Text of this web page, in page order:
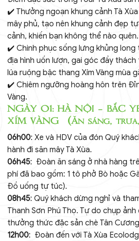
✔️ Thưởng ngoạn khung cảnh Tà
mây phủ, tạo nên khung cảnh đẹp
cảnh, khiến bạn không thể nào quên.
✔️ Chinh phục sống lưng khủng long
địa hình uốn lượn, gai góc đầy
lúa ruộng bậc thang Xím Vàng mùa
✔️ Chiêm ngưỡng hoàng hôn trên
Vàng.
NGÀY 01: HÀ NỘI – BẮC
XÍM VÀNG (Ăn sáng,
06h00: Xe và HDV của đón Quý
hành đi săn mây Tà Xùa.
06h45: Đoàn ăn sáng ở nhà hàng
phí đã bao gồm: 1 tô phở Bò hoặc
Đồ uống tự túc).
08h45: Quý khách dừng nghỉ và
Thanh Sơn Phú Thọ. Tự do chụp
thưởng thức đặc sản chè Tân
12h00: Đoàn đến với Tà Xùa